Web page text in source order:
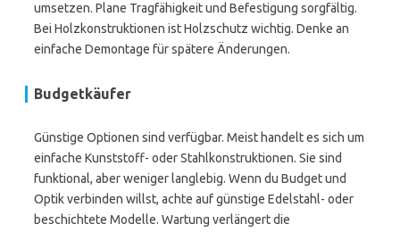
umsetzen. Plane Tragfähigkeit und Befestigung sorgfältig.
Bei Holzkonstruktionen ist Holzschutz wichtig. Denke an
einfache Demontage für spätere Änderungen.
Budgetkäufer
Günstige Optionen sind verfügbar. Meist handelt es sich um
einfache Kunststoff- oder Stahlkonstruktionen. Sie sind
funktional, aber weniger langlebig. Wenn du Budget und
Optik verbinden willst, achte auf günstige Edelstahl- oder
beschichtete Modelle. Wartung verlängert die